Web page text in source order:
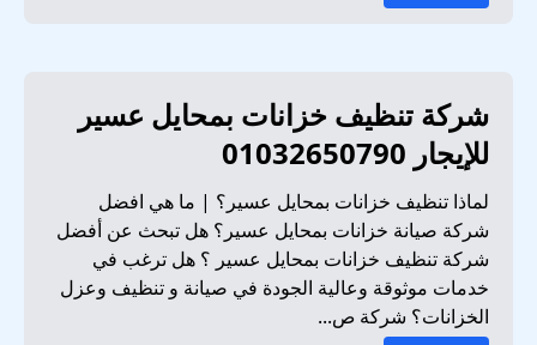
شركة تنظيف خزانات بمحايل عسير
للإيجار 01032650790
لماذا تنظيف خزانات بمحايل عسير؟ | ما هي افضل
شركة صيانة خزانات بمحايل عسير؟ هل تبحث عن أفضل
شركة تنظيف خزانات بمحايل عسير ؟ هل ترغب في
خدمات موثوقة وعالية الجودة في صيانة و تنظيف وعزل
الخزانات؟ شركة ص...